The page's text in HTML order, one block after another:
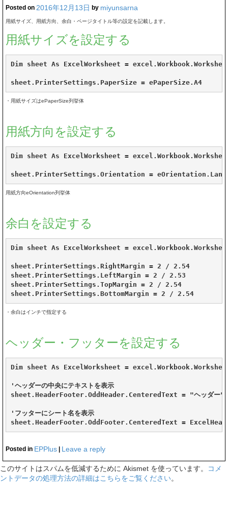
Posted on 2016年12月13日 by miyunsarna
用紙サイズ、用紙方向、余白・ページタイトル等の設定を記載します。
用紙サイズを設定する
Dim sheet As ExcelWorksheet =
sheet.PrinterSettings.PaperSize = ePaperSize.A4
・用紙サイズはePaperSize列挙体
用紙方向を設定する
Dim sheet As ExcelWorksheet =
sheet.PrinterSettings.Orientation =
用紙方向eOrientation列挙体
余白を設定する
Dim sheet As ExcelWorksheet =
sheet.PrinterSettings.RightMargin = 2 / 2.54
sheet.PrinterSettings.LeftMargin = 2 / 2.53
sheet.PrinterSettings.TopMargin = 2 / 2.54
sheet.PrinterSettings.BottomMargin = 2 / 2.54
・余白はインチで指定する
ヘッダー・フッターを設定する
Dim sheet As ExcelWorksheet =
'ヘッダーの中央にテキストを表示
sheet.HeaderFooter.OddHeader.CenteredText = "ヘッダー"
'フッターにシート名を表示
sheet.HeaderFooter.OddFooter.CenteredText =
Posted in EPPlus | Leave a reply
このサイトはスパムを低減するために Akismet を使っています。
コメ
ントデータの処理方法の詳細はこちらをご覧ください。